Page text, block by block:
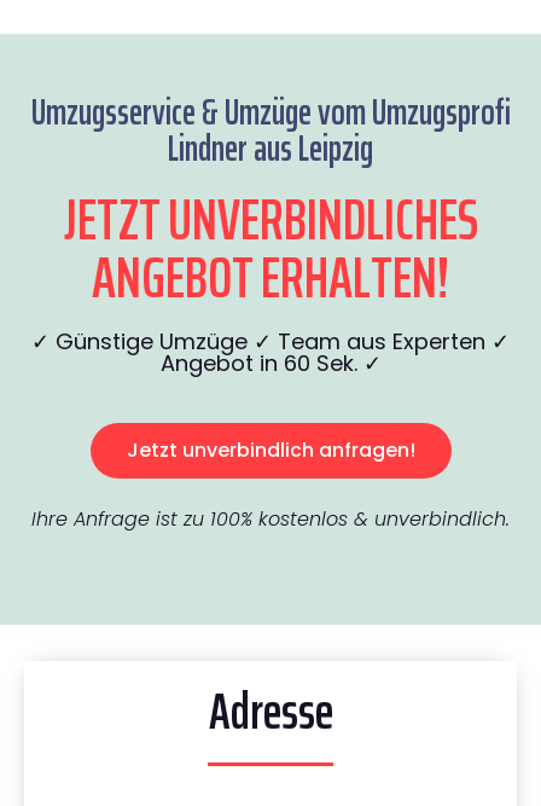
Umzugsservice & Umzüge vom Umzugsprofi
Lindner aus Leipzig
JETZT UNVERBINDLICHES
ANGEBOT ERHALTEN!
✓ Günstige Umzüge ✓ Team aus Experten ✓
Angebot in 60 Sek. ✓
Jetzt unverbindlich anfragen!
Ihre Anfrage ist zu 100% kostenlos & unverbindlich.
Adresse